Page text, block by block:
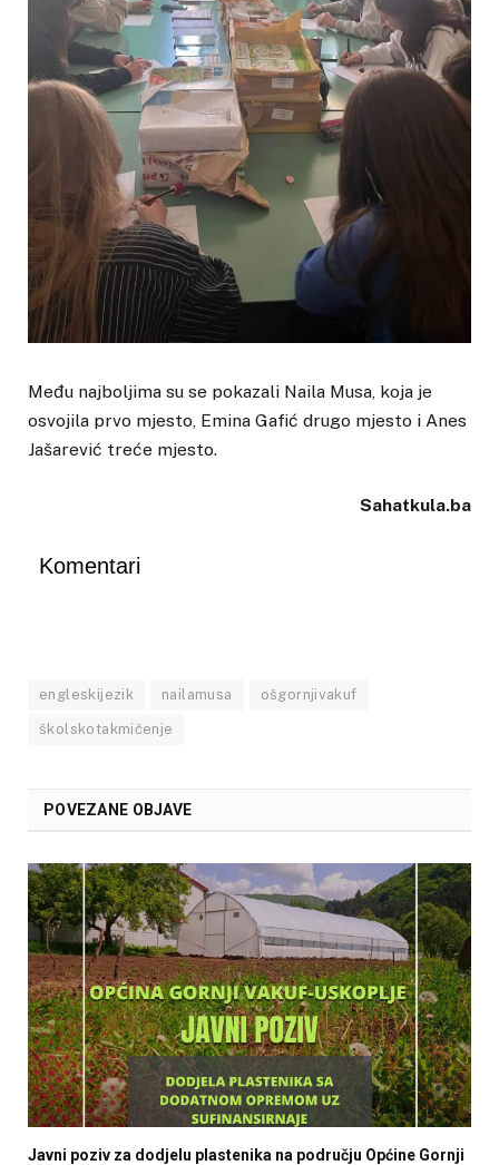
Među najboljima su se pokazali Naila Musa, koja je
osvojila prvo mjesto, Emina Gafić drugo mjesto i Anes
Jašarević treće mjesto.
Sahatkula.ba
Komentari
engleskijezik nailamusa ošgornjivakuf
školskotakmičenje
POVEZANE OBJAVE
Javni poziv za dodjelu plastenika na području Općine Gornji